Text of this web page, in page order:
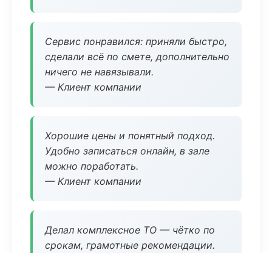
Сервис понравился: приняли быстро,
сделали всё по смете, дополнительно
ничего не навязывали.
— Клиент компании
Хорошие цены и понятный подход.
Удобно записаться онлайн, в зале
можно поработать.
— Клиент компании
Делал комплексное ТО — чётко по
срокам, грамотные рекомендации.